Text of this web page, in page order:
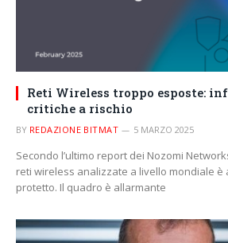
Reti Wireless troppo esposte:
critiche a rischio
BY REDAZIONE BITMAT 5 MARZO 2025
Secondo l’ultimo report dei Nozomi
reti wireless analizzate a livello mondiale è
protetto. Il quadro è allarmante